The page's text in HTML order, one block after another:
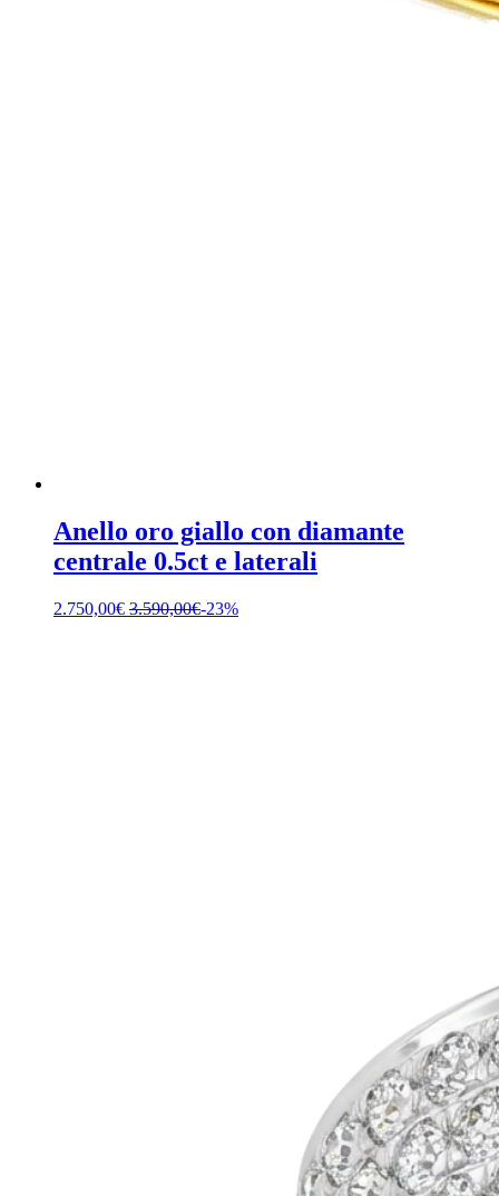
Anello oro giallo con diamante
centrale 0.5ct e laterali
2.750,00€ 3.590,00€-23%